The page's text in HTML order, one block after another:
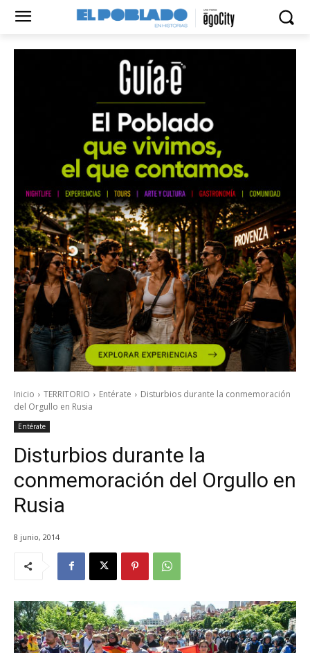
Inicio TERRITORIO Entérate
Disturbios durante la conmemoración
del Orgullo en Rusia
Entérate
Disturbios durante la
conmemoración del Orgullo en
Rusia
8 junio, 2014